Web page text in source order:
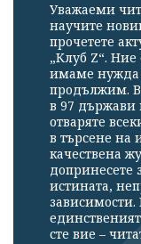
Уважаеми
научите
прочетете
„Клуб Z“.
имаме нужда
продължим.
в 97 държави
отваряте
в търсене на
качествена
истината,
сте вие –